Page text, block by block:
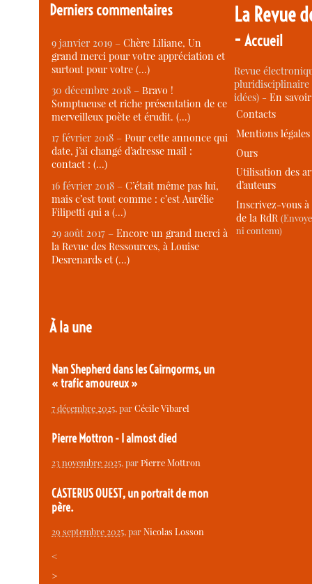
Derniers commentaires
9 janvier 2019 –Chère Liliane, Un
grand merci pour votre appréciation et
surtout pour votre (…)
30 décembre 2018 –Bravo !
Somptueuse et riche présentation de ce
merveilleux poète et érudit. (…)
17 février 2018 –Pour cette annonce qui
date, j’ai changé d’adresse mail :
contact : (…)
16 février 2018 –C’était même pas lui,
mais c’est tout comme : c’est Aurélie
Filipetti qui a (…)
29 août 2017 –Encore un grand merci à
la Revue des Ressources, à Louise
Desrenards et (…)
À la une
Nan Shepherd dans les Cairngorms, un
« trafic amoureux »
7 décembre 2025, parCécile Vibarel
Pierre Mottron - I almost died
23 novembre 2025, parPierre Mottron
CASTERUS OUEST, un portrait de mon
père.
29 septembre 2025, parNicolas Losson
<
>
La Revue
-Accueil
Revue
idées) -En
Contacts
Mentions légales
Ours
Utilisation des
d’auteurs
Inscrivez-vous
de la RdR
ni contenu)